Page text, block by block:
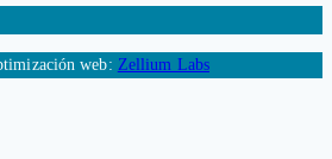
web: Zellium Labs